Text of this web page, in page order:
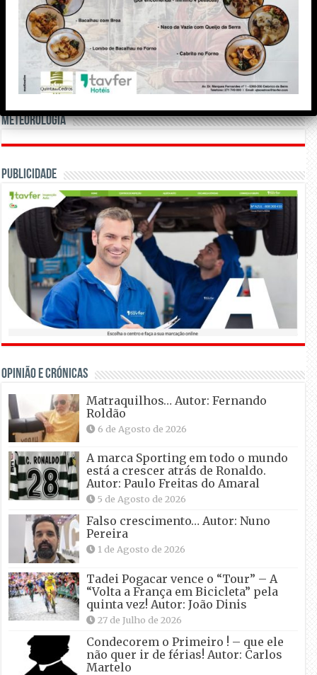
Meteorologia
Publicidade
OPINIÃO E CRÓNICAS
Matraquilhos… Autor: Fernando
Roldão
6 de Agosto de 2026
A marca Sporting em todo o mundo
está a crescer atrás de Ronaldo.
Autor: Paulo Freitas do Amaral
5 de Agosto de 2026
Falso crescimento… Autor: Nuno
Pereira
1 de Agosto de 2026
Tadei Pogacar vence o “Tour” – A
“Volta a França em Bicicleta” pela
quinta vez! Autor: João Dinis
27 de Julho de 2026
Condecorem o Primeiro ! – que ele
não quer ir de férias! Autor: Carlos
Martelo